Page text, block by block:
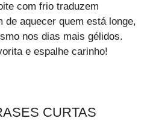
com frio traduzem
de aquecer quem está longe,
nos dias mais gélidos.
e espalhe carinho!
CURTAS